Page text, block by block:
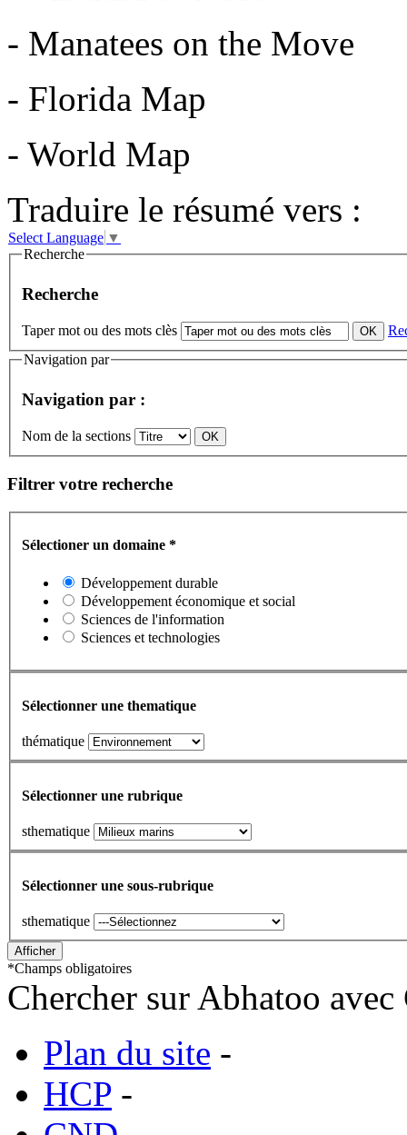
- Manatees on the Move
- Florida Map
- World Map
Traduire le résumé vers :
Select Language ▼
Recherche
Recherche
Taper mot ou des mots clès
Navigation par
Navigation par :
Nom de la sections
Filtrer votre recherche
Sélectioner un domaine *
Développement durable
Développement économique et social
Sciences de l'information
Sciences et technologies
Sélectionner une thematique
thématique
Sélectionner une rubrique
sthematique
Sélectionner une sous-rubrique
sthematique
*Champs obligatoires
Chercher sur Abhatoo
Plan du site -
HCP -